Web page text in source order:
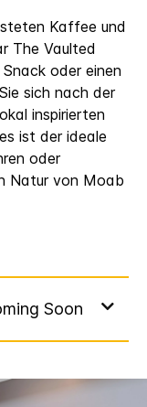
Kaffee und
The Vaulted
oder einen
sich nach der
inspirierten
ist der ideale
oder
Natur von Moab